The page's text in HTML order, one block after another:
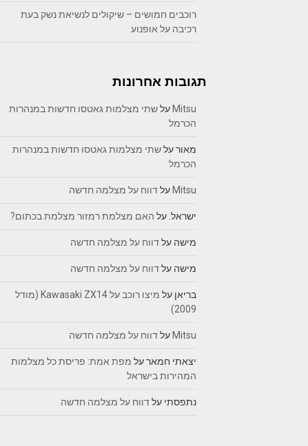
רוכבים חמושים – שיקולים לנשיאת נשק בעת
רכיבה על אופנוע
תגובות אחרונות
Mitsu עלשתי מצלמות גאטסו חדשות במנהרות
הכרמל
מאורעלשתי מצלמות גאטסו חדשות במנהרות
הכרמל
Mitsu עלדווח על מצלמה חדשה
ישראל. על האם מצלמת רמזור מצלמת בכתום?
מישה עלדווח על מצלמה חדשה
מישה עלדווח על מצלמה חדשה
בריאן על
מיצו רוכב על Kawasaki ZX14 (מודל
2009)
Mitsu עלדווח על מצלמה חדשה
יצאתי חמארעל מפת אמת: פריסת כל מצלמות
המהירות בישראל
נתפסתי עלדווח על מצלמה חדשה